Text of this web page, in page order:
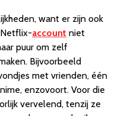
want er zijn ook
account niet
puur om zelf
Bijvoorbeeld
met vrienden, één
enzovoort. Voor die
vervelend, tenzij ze